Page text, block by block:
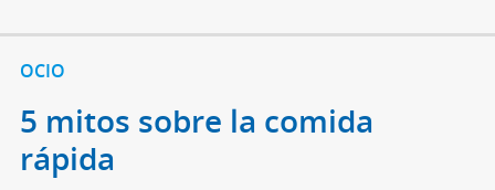
OCIO
5 mitos sobre la comida
rápida